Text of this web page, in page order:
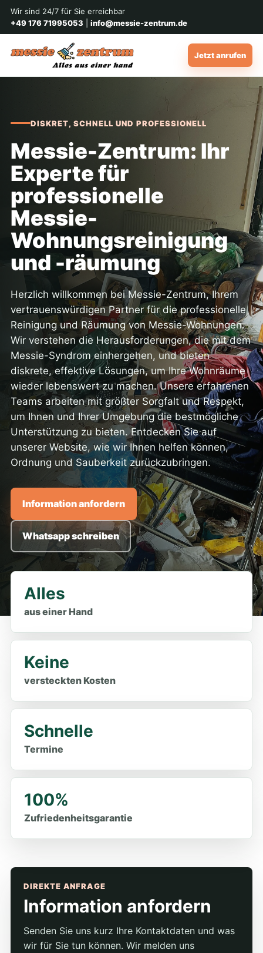
Wir sind 24/7 für Sie erreichbar
+49 176 71995053
info@messie-zentrum.de
Jetzt anrufen
DISKRET, SCHNELL UND PROFESSIONELL
Messie-Zentrum: Ihr
Experte für
professionelle
Messie-
Wohnungsreinigung
und -räumung
Herzlich willkommen bei Messie-Zentrum, Ihrem
vertrauenswürdigen Partner für die professionelle
Reinigung und Räumung von Messie-Wohnungen.
Wir verstehen die Herausforderungen, die mit dem
Messie-Syndrom einhergehen, und bieten
diskrete, effektive Lösungen, um Ihre Wohnräume
wieder lebenswert zu machen. Unsere erfahrenen
Teams arbeiten mit größter Sorgfalt und Respekt,
um Ihnen und Ihrer Umgebung die bestmögliche
Unterstützung zu bieten. Entdecken Sie auf
unserer Website, wie wir Ihnen helfen können,
Ordnung und Sauberkeit zurückzubringen.
Information anfordern
Whatsapp schreiben
Alles
aus einer Hand
Keine
versteckten Kosten
Schnelle
Termine
100%
Zufriedenheitsgarantie
DIREKTE ANFRAGE
Information anfordern
Senden Sie uns kurz Ihre Kontaktdaten und was
wir für Sie tun können. Wir melden uns